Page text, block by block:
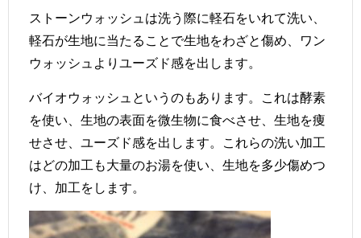
ストーンウォッシュは洗う際に軽石をいれて洗い、
軽石が生地に当たることで生地をわざと傷め、ワン
ウォッシュよりユーズド感を出します。
バイオウォッシュというのもあります。これは酵素
を使い、生地の表面を微生物に食べさせ、生地を痩
せさせ、ユーズド感を出します。これらの洗い加工
はどの加工も大量のお湯を使い、生地を多少傷めつ
け、加工をします。